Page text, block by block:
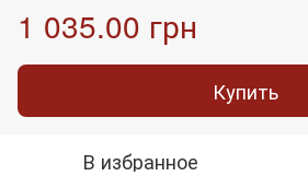
1 035.00 грн
Купить
В избранное